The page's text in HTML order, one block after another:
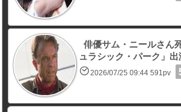
俳優サム・ニールさ
ュラシック・パーク」出
2026/07/25 09:44 591pv